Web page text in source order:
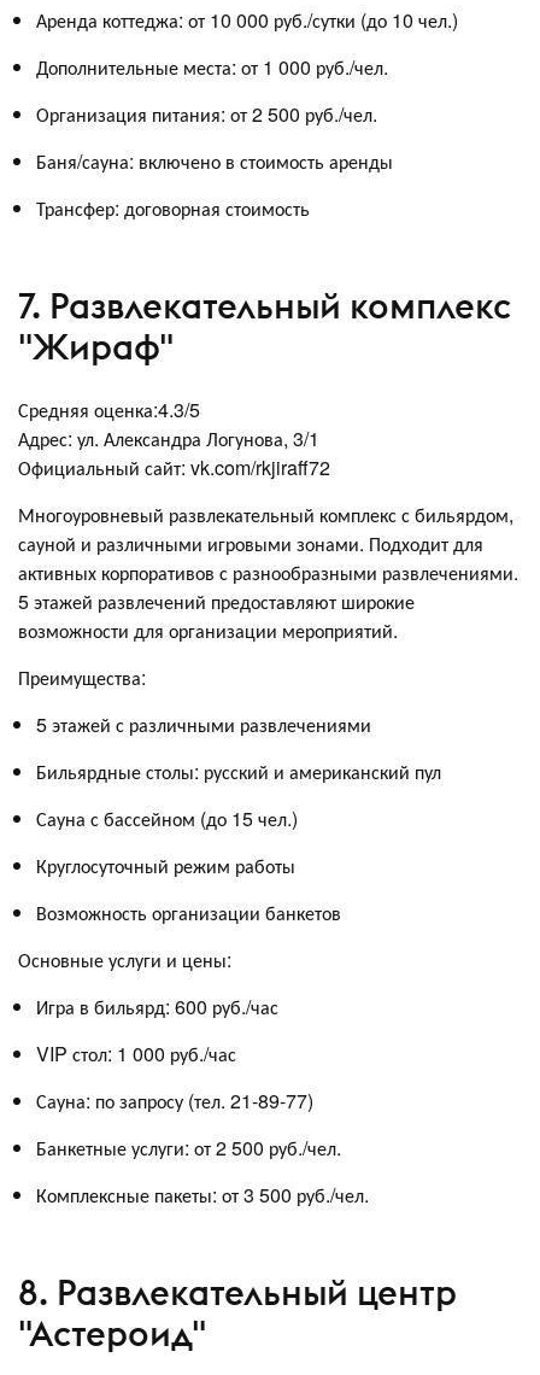
Аренда коттеджа: от 10 000 руб./сутки (до 10 чел.)
Дополнительные места: от 1 000 руб./чел.
Организация питания: от 2 500 руб./чел.
Баня/сауна: включено в стоимость аренды
Трансфер: договорная стоимость
7. Развлекательный комплекс
"Жираф"
Средняя оценка:4.3/5
Адрес: ул. Александра Логунова, 3/1
Официальный сайт: vk.com/rkjiraff72
Многоуровневый развлекательный комплекс с бильярдом,
сауной и различными игровыми зонами. Подходит для
активных корпоративов с разнообразными развлечениями.
5 этажей развлечений предоставляют широкие
возможности для организации мероприятий.
Преимущества:
5 этажей с различными развлечениями
Бильярдные столы: русский и американский пул
Сауна с бассейном (до 15 чел.)
Круглосуточный режим работы
Возможность организации банкетов
Основные услуги и цены:
Игра в бильярд: 600 руб./час
VIP стол: 1 000 руб./час
Сауна: по запросу (тел. 21-89-77)
Банкетные услуги: от 2 500 руб./чел.
Комплексные пакеты: от 3 500 руб./чел.
8. Развлекательный центр
"Астероид"